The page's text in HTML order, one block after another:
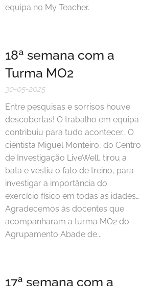
equipa no My Teacher.
18ª semana com a
Turma MO2
30-05-2025
Entre pesquisas e sorrisos houve
descobertas! O trabalho em equipa
contribuiu para tudo acontecer… O
cientista Miguel Monteiro, do Centro
de Investigação LiveWell, tirou a
bata e vestiu o fato de treino, para
investigar a importância do
exercício físico em todas as idades…
Agradecemos às docentes que
acompanharam a turma MO2 do
Agrupamento Abade de...
17ª semana com a